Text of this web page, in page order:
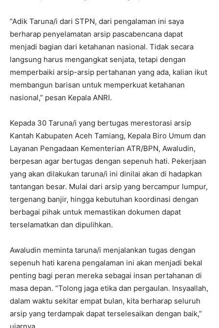
“Adik Taruna/i dari STPN, dari pengalaman ini saya
berharap penyelamatan arsip pascabencana dapat
menjadi bagian dari ketahanan nasional. Tidak secara
langsung harus mengangkat senjata, tetapi dengan
memperbaiki arsip-arsip pertahanan yang ada, kalian ikut
membangun barisan untuk memperkuat ketahanan
nasional,” pesan Kepala ANRI.
Kepada 30 Taruna/i yang bertugas merestorasi arsip
Kantah Kabupaten Aceh Tamiang, Kepala Biro Umum dan
Layanan Pengadaan Kementerian ATR/BPN, Awaludin,
berpesan agar bertugas dengan sepenuh hati. Pekerjaan
yang akan dilakukan taruna/i ini dinilai akan di hadapkan
tantangan besar. Mulai dari arsip yang bercampur lumpur,
tergenang banjir, hingga kebutuhan koordinasi dengan
berbagai pihak untuk memastikan dokumen dapat
terselamatkan dan dipulihkan.
Awaludin meminta taruna/i menjalankan tugas dengan
sepenuh hati karena pengalaman ini akan menjadi bekal
penting bagi peran mereka sebagai insan pertahanan di
masa depan. “Tolong jaga etika dan pergaulan. Insyaallah,
dalam waktu sekitar empat bulan, kita berharap seluruh
arsip yang terdampak dapat terselesaikan dengan baik,”